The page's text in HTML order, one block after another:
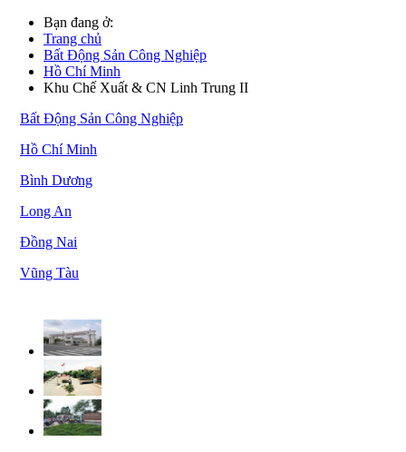
Bạn đang ở:
Trang chủ
Bất Động Sản Công Nghiệp
Hồ Chí Minh
Khu Chế Xuất & CN Linh Trung II
Bất Động Sản Công Nghiệp
Hồ Chí Minh
Bình Dương
Long An
Đồng Nai
Vũng Tàu